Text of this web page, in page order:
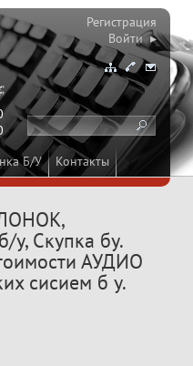
Б/У Контакты
Регистрация
Войти ▸
у, Скупка бу.
АУДИО
сисием б у.